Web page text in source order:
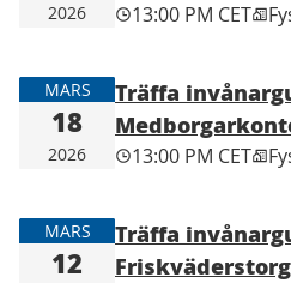
2026 13:00 PM CET
MARS
18
2026
Träffa
13:00 PM CET
MARS
12
Träffa